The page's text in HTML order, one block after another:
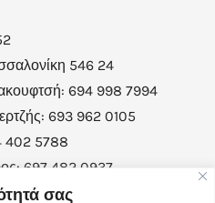
σας
546 24
694 998 7994
693 962 0105
402 5788
697 482 0937